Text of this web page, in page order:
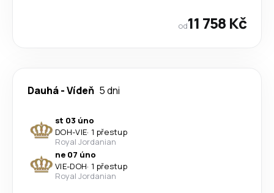
od11 758 Kč
Dauhá-Vídeň 5 dni
st 03 úno
DOH-VIE· 1 přestup
Royal Jordanian
ne 07 úno
VIE-DOH· 1 přestup
Royal Jordanian